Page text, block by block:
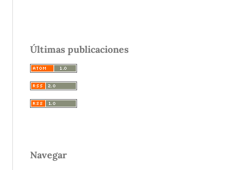
Últimas publicaciones
Navegar